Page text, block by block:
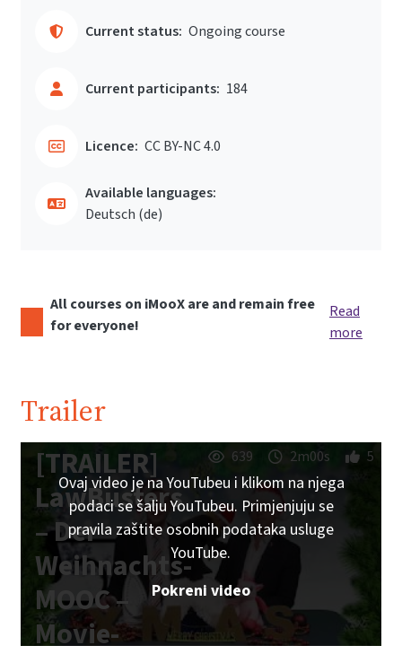
Current status: Ongoing course
Current participants: 184
Licence: CC BY-NC 4.0
Available languages:
Deutsch ‎(de)‎
All courses on iMooX are and remain free
for everyone!
Read
more
Trailer
[TRAILER]
LawBusters
– Der
Weihnachts-
MOOC –
Movie-
639 2m00s 5
Ovaj video je na YouTubeu i klikom na njega
podaci se šalju YouTubeu. Primjenjuju se
pravila zaštite osobnih podataka usluge
YouTube.
Pokreni video